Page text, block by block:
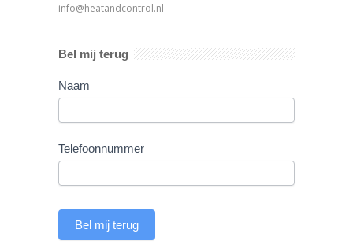
info@heatandcontrol.nl
Bel mij terug
Terugbelverzoek
Naam
Telefoonnummer
Bel mij terug